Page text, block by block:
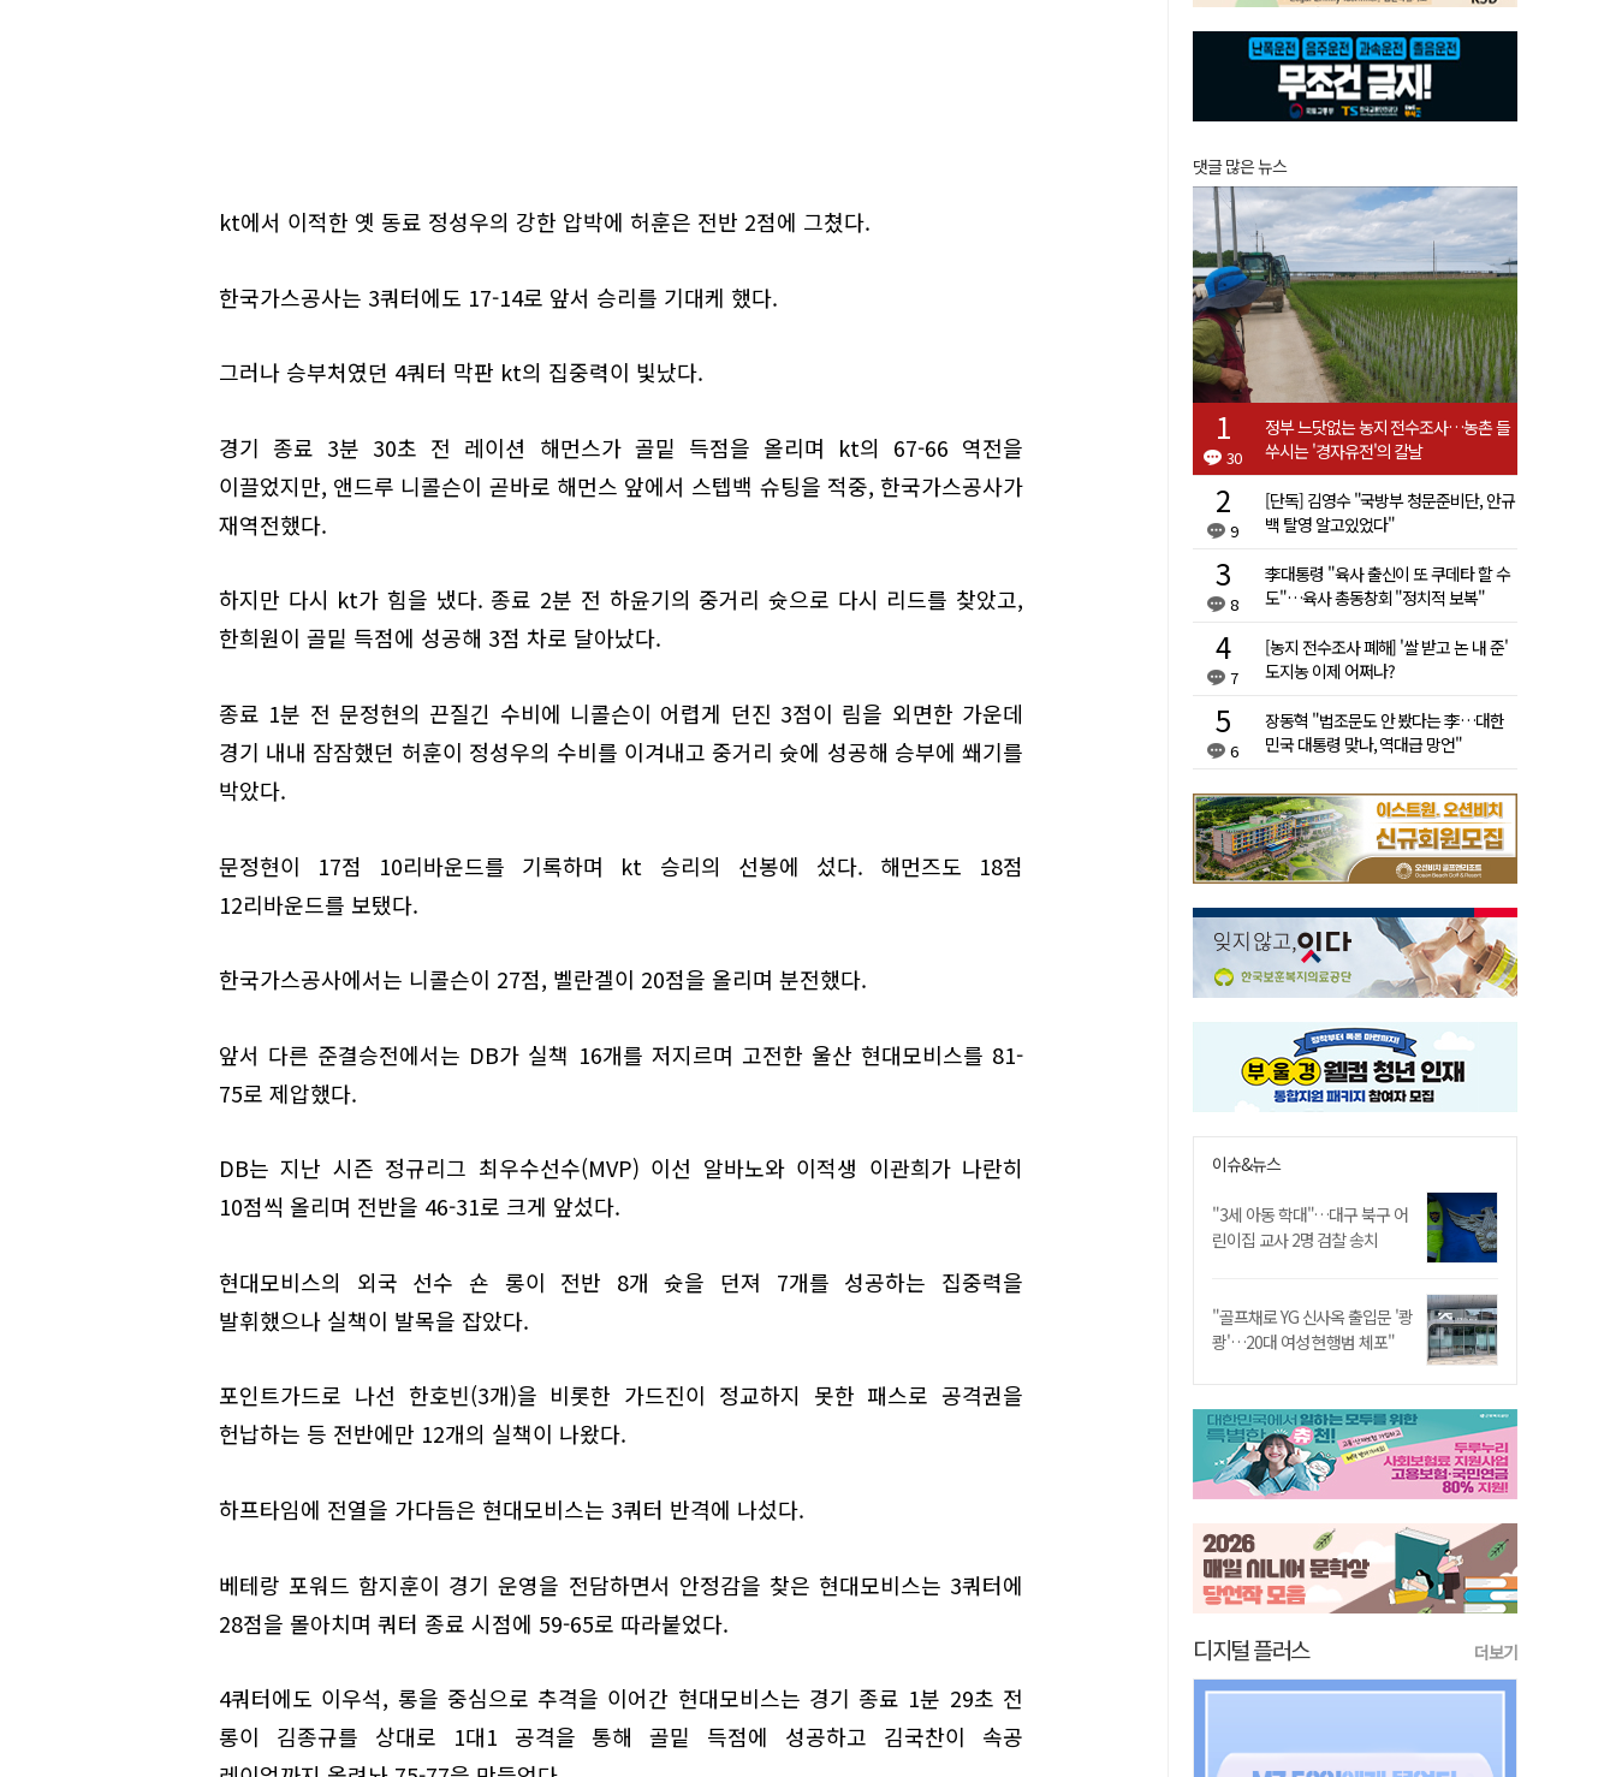
kt에서 이적한 옛 동료 정성우의 강한 압박에 허훈은 전반 2점에 그쳤다.
한국가스공사는 3쿼터에도 17-14로 앞서 승리를 기대케 했다.
그러나 승부처였던 4쿼터 막판 kt의 집중력이 빛났다.
경기 종료 3분 30초 전 레이션 해먼스가 골밑 득점을 올리며 kt의 67-66 역전을
이끌었지만, 앤드루 니콜슨이 곧바로 해먼스 앞에서 스텝백 슈팅을 적중, 한국가스공사가
재역전했다.
하지만 다시 kt가 힘을 냈다. 종료 2분 전 하윤기의 중거리 슛으로 다시 리드를 찾았고,
한희원이 골밑 득점에 성공해 3점 차로 달아났다.
종료 1분 전 문정현의 끈질긴 수비에 니콜슨이 어렵게 던진 3점이 림을 외면한 가운데
경기 내내 잠잠했던 허훈이 정성우의 수비를 이겨내고 중거리 슛에 성공해 승부에 쐐기를
박았다.
문정현이 17점 10리바운드를 기록하며 kt 승리의 선봉에 섰다. 해먼즈도 18점
12리바운드를 보탰다.
한국가스공사에서는 니콜슨이 27점, 벨란겔이 20점을 올리며 분전했다.
앞서 다른 준결승전에서는 DB가 실책 16개를 저지르며 고전한 울산 현대모비스를 81-
75로 제압했다.
DB는 지난 시즌 정규리그 최우수선수(MVP) 이선 알바노와 이적생 이관희가 나란히
10점씩 올리며 전반을 46-31로 크게 앞섰다.
현대모비스의 외국 선수 숀 롱이 전반 8개 슛을 던져 7개를 성공하는 집중력을
발휘했으나 실책이 발목을 잡았다.
포인트가드로 나선 한호빈(3개)을 비롯한 가드진이 정교하지 못한 패스로 공격권을
헌납하는 등 전반에만 12개의 실책이 나왔다.
하프타임에 전열을 가다듬은 현대모비스는 3쿼터 반격에 나섰다.
베테랑 포워드 함지훈이 경기 운영을 전담하면서 안정감을 찾은 현대모비스는 3쿼터에
28점을 몰아치며 쿼터 종료 시점에 59-65로 따라붙었다.
4쿼터에도 이우석, 롱을 중심으로 추격을 이어간 현대모비스는 경기 종료 1분 29초 전
롱이 김종규를 상대로 1대1 공격을 통해 골밑 득점에 성공하고 김국찬이 속공
댓글 많은 뉴스
30
정부 느닷없는 농지 전수조사…농촌 들
쑤시는 '경자유전'의 칼날
9
[단독] 김영수 "국방부 청문준비단, 안규
백 탈영 알고있었다"
8
李대통령 "육사 출신이 또 쿠데타 할 수
도"…육사 총동창회 "정치적 보복"
7
[농지 전수조사 폐해] '쌀 받고 논 내 준'
도지농 이제 어쩌나?
6
장동혁 "법조문도 안 봤다는 李…대한
민국 대통령 맞나, 역대급 망언"
이슈&뉴스
"3세 아동 학대"…대구 북구 어
린이집 교사 2명 검찰 송치
"골프채로 YG 신사옥 출입문 '쾅
쾅'…20대 여성 현행범 체포"
디지털 플러스 더보기